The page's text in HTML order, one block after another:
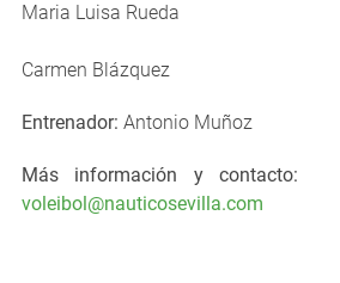
Maria Luisa Rueda
Carmen Blázquez
Entrenador: Antonio Muñoz
Más información y contacto:
voleibol@nauticosevilla.com